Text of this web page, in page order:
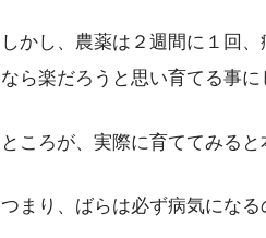
しかし、農薬は２週間に１回
なら楽だろうと思い育てる事に
ところが、実際に育ててみる
つまり、ばらは必ず病気になる